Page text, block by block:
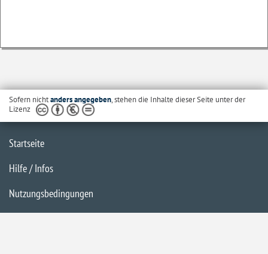
Sofern nichtanders angegeben, stehen die Inhalte dieser Seite unter der
Lizenz
Startseite
Hilfe / Infos
Nutzungsbedingungen